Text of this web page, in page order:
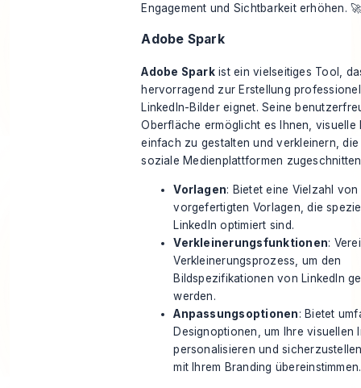
Engagement und Sichtbarkeit erhöhen.
Adobe Spark
Adobe Sparkist ein vielseitiges Tool,
hervorragend zur Erstellung
LinkedIn-Bilder eignet. Seine
Oberfläche ermöglicht es Ihnen, visuelle
einfach zu gestalten undverkleinern ,
soziale Medienplattformen
Vorlagen: Bietet eine Vielzahl von
vorgefertigten Vorlagen, die
LinkedIn optimiert sind.
Verkleinerungsfunktionen:
Verkleinerungsprozess, um den
Bildspezifikationen von LinkedIn
werden.
Anpassungsoptionen: Bietet
Designoptionen, um Ihre visuellen
personalisieren und
mit Ihrem Branding übereinstimmen.